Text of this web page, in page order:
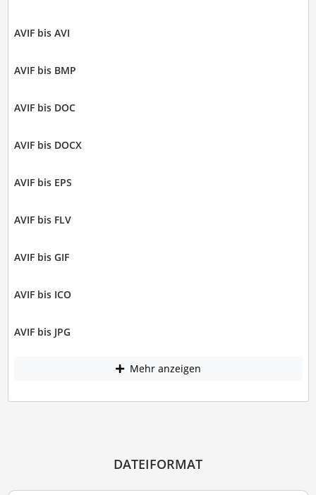
AVIF bis AVI
AVIF bis BMP
AVIF bis DOC
AVIF bis DOCX
AVIF bis EPS
AVIF bis FLV
AVIF bis GIF
AVIF bis ICO
AVIF bis JPG
Mehr anzeigen
DATEIFORMAT